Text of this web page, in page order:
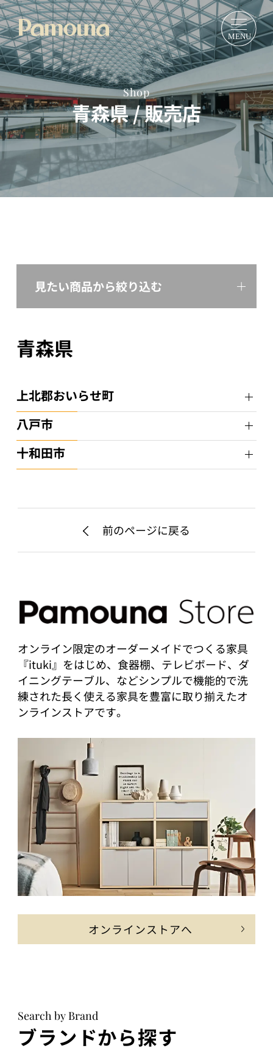
Shop
青森県 / 販売店
見たい商品から絞り込む
青森県
上北郡おいらせ町
八戸市
十和田市
前のページに戻る
オンライン限定のオーダーメイドでつくる家具
『ituki』をはじめ、食器棚、テレビボード、ダ
イニングテーブル、などシンプルで機能的で洗
練された長く使える家具を豊富に取り揃えたオ
ンラインストアです。
オンラインストアへ
Search by Brand
ブランドから探す